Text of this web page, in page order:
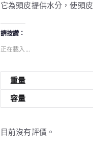
它為頭皮提供水分，使頭
請按讚：
正在載入...
重量
容量
目前沒有評價。